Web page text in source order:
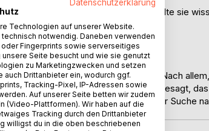
wir es uns oft so schwer?", wollte sie
langweilig ist."
vier Jahren ist Saya in Deutschland. Nach
eigenen Weg zu finden. Aber, wie gesagt,
der zweite Band von "Saya - Auf der Suche
Datenschutzerklärung
Technologien auf unserer Website.
notwendig. Daneben verwenden
Fingerprints sowie serverseitiges
Seite besucht und wie sie genutzt
zu Marketingzwecken und setzen
Drittanbieter ein, wodurch ggf.
Tracking-Pixel, IP-Adressen sowie
Auf unserer Seite betten wir zudem
(Video-Plattformen). Wir haben auf die
Tracking durch den Drittanbieter
willigst du in die oben beschriebenen